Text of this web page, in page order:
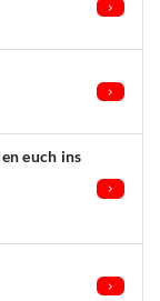
euch ins